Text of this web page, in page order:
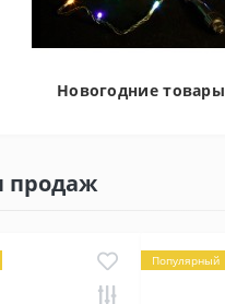
Новогодние товары
продаж
Популярный